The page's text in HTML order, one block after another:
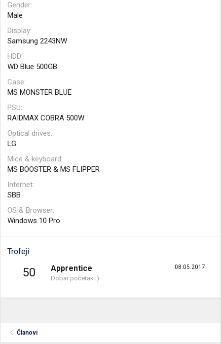
Gender
Male
Display
Samsung 2243NW
HDD
WD Blue 500GB
Case
MS MONSTER BLUE
PSU
RAIDMAX COBRA 500W
Optical drives
LG
Mice & keyboard
MS BOOSTER & MS FLIPPER
Internet
SBB
OS & Browser
Windows 10 Pro
Trofeji
50 08.05.2017.
Apprentice
Dobar početak :)
Članovi